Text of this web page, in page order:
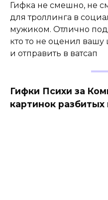
Гифка не смешно, не
для троллинга в
мужиком. Отлично
кто то не оценил вашу
и отправить в ватсап
Гифки Психи за
картинок разбитых